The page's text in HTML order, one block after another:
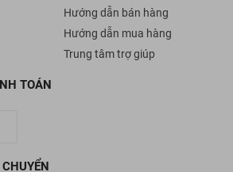
Hướng dẫn bán hàng
Hướng dẫn mua hàng
Trung tâm trợ giúp
TOÁN